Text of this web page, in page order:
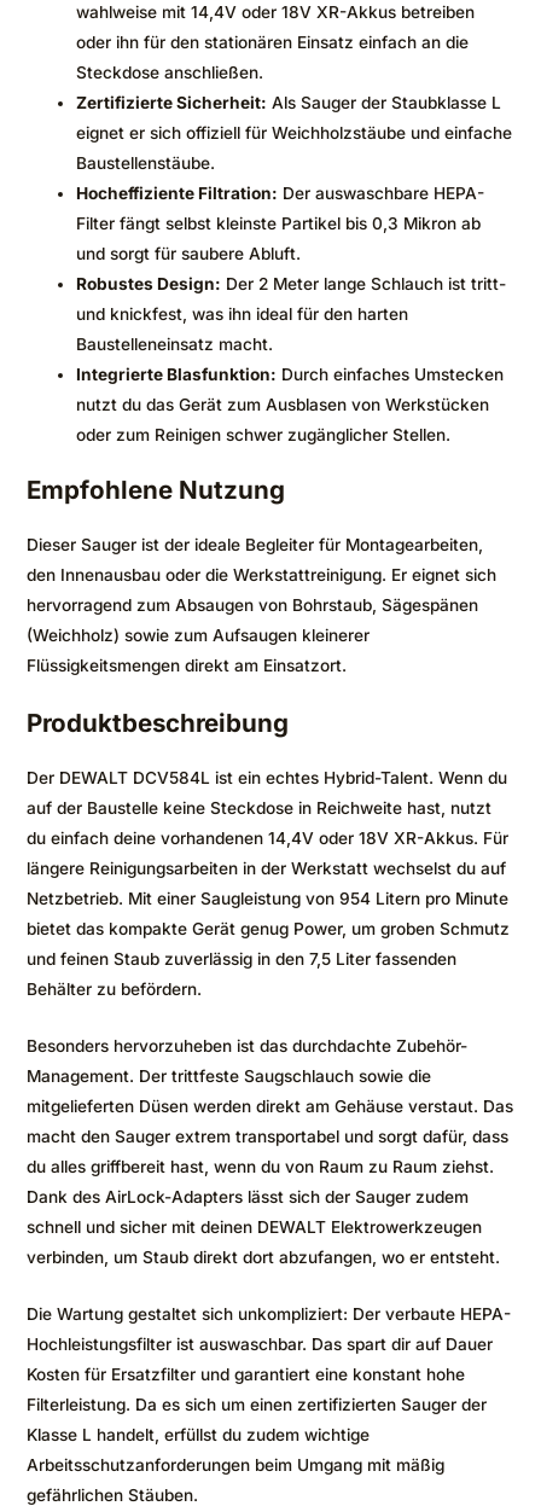
wahlweise mit 14,4V oder 18V XR-Akkus betreiben
oder ihn für den stationären Einsatz einfach an die
Steckdose anschließen.
Zertifizierte Sicherheit: Als Sauger der Staubklasse L
eignet er sich offiziell für Weichholzstäube und einfache
Baustellenstäube.
Hocheffiziente Filtration: Der auswaschbare HEPA-
Filter fängt selbst kleinste Partikel bis 0,3 Mikron ab
und sorgt für saubere Abluft.
Robustes Design: Der 2 Meter lange Schlauch ist tritt-
und knickfest, was ihn ideal für den harten
Baustelleneinsatz macht.
Integrierte Blasfunktion: Durch einfaches Umstecken
nutzt du das Gerät zum Ausblasen von Werkstücken
oder zum Reinigen schwer zugänglicher Stellen.
Empfohlene Nutzung
Dieser Sauger ist der ideale Begleiter für Montagearbeiten,
den Innenausbau oder die Werkstattreinigung. Er eignet sich
hervorragend zum Absaugen von Bohrstaub, Sägespänen
(Weichholz) sowie zum Aufsaugen kleinerer
Flüssigkeitsmengen direkt am Einsatzort.
Produktbeschreibung
Der DEWALT DCV584L ist ein echtes Hybrid-Talent. Wenn du
auf der Baustelle keine Steckdose in Reichweite hast, nutzt
du einfach deine vorhandenen 14,4V oder 18V XR-Akkus. Für
längere Reinigungsarbeiten in der Werkstatt wechselst du auf
Netzbetrieb. Mit einer Saugleistung von 954 Litern pro Minute
bietet das kompakte Gerät genug Power, um groben Schmutz
und feinen Staub zuverlässig in den 7,5 Liter fassenden
Behälter zu befördern.
Besonders hervorzuheben ist das durchdachte Zubehör-
Management. Der trittfeste Saugschlauch sowie die
mitgelieferten Düsen werden direkt am Gehäuse verstaut. Das
macht den Sauger extrem transportabel und sorgt dafür, dass
du alles griffbereit hast, wenn du von Raum zu Raum ziehst.
Dank des AirLock-Adapters lässt sich der Sauger zudem
schnell und sicher mit deinen DEWALT Elektrowerkzeugen
verbinden, um Staub direkt dort abzufangen, wo er entsteht.
Die Wartung gestaltet sich unkompliziert: Der verbaute HEPA-
Hochleistungsfilter ist auswaschbar. Das spart dir auf Dauer
Kosten für Ersatzfilter und garantiert eine konstant hohe
Filterleistung. Da es sich um einen zertifizierten Sauger der
Klasse L handelt, erfüllst du zudem wichtige
Arbeitsschutzanforderungen beim Umgang mit mäßig
gefährlichen Stäuben.